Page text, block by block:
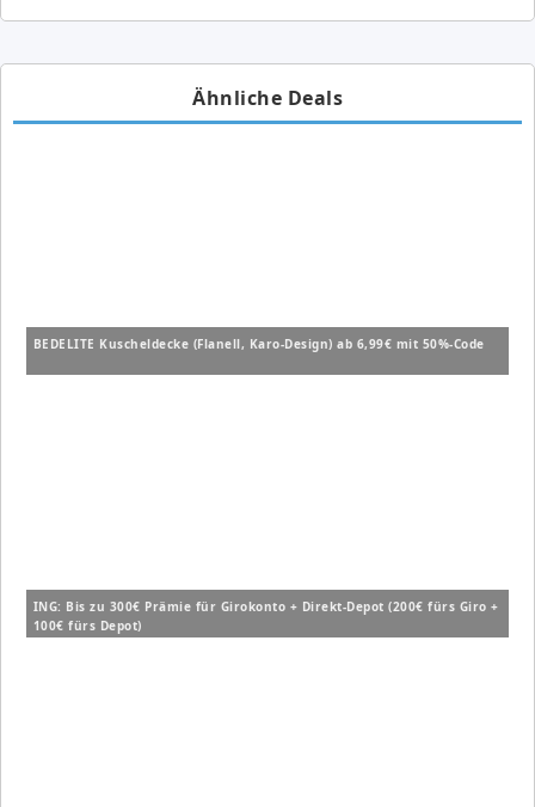
Ähnliche Deals
BEDELITE Kuscheldecke (Flanell, Karo-Design) ab 6,99€ mit 50%-Code
ING: Bis zu 300€ Prämie für Girokonto + Direkt-Depot (200€ fürs Giro +
100€ fürs Depot)